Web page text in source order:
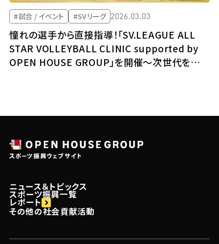
#試合 / イベント #SVリーグ 2026.03.03
憧れの選手から直接指導！「SV.LEAGUE ALL
STAR VOLLEYBALL CLINIC supported by
OPEN HOUSE GROUP」を開催～次世代を担う
ニュース＆トピックス
スポーツ振興一覧
レポート
その他の社会貢献活動